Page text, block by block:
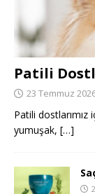
Patili
23 Temmuz
Patili dostlarımız
yumuşak, […]